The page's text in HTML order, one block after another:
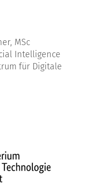
MSc
Intelligence
für Digitale